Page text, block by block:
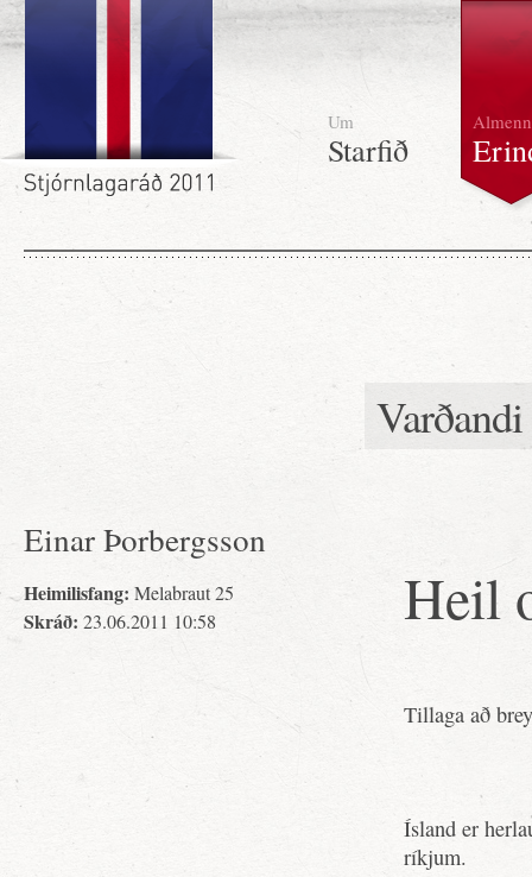
Um
Starfið
Almenn
Einar Þorbergsson
Heimilisfang: Melabraut 25
Skráð: 23.06.2011 10:58 Heil
Tillaga að
Ísland er
ríkjum.